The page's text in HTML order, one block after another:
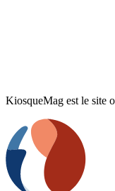
KiosqueMag est le site